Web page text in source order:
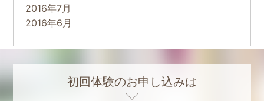
2016年7月
2016年6月
初回体験のお申し込みは